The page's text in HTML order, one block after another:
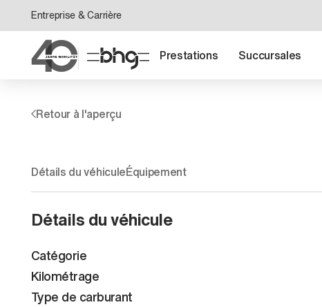
Entreprise & Carrière
Prestations Succursales
Retour à l'aperçu
Détails du véhiculeÉquipement
Détails du véhicule
Catégorie
Kilométrage
Type de carburant